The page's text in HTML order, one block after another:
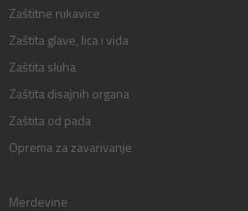
Zaštitne rukavice
Zaštita glave, lica i vida
Zaštita sluha
Zaštita disajnih organa
Zaštita od pada
Oprema za zavarivanje
Merdevine